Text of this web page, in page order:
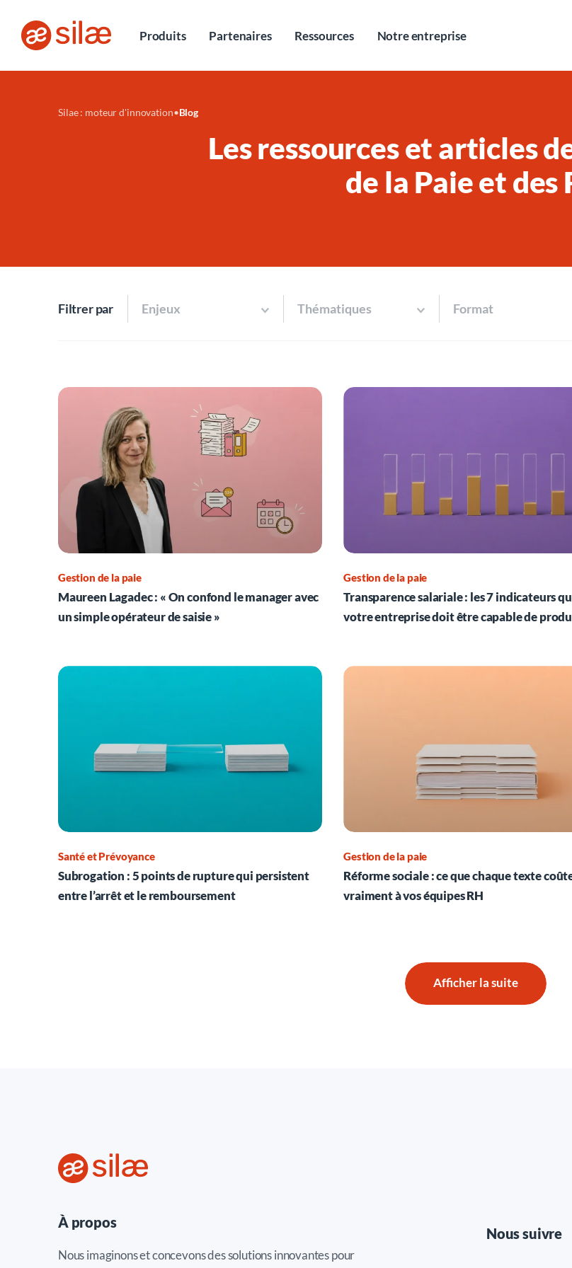
Produits Partenaires Ressources Notre entreprise
Silae : moteur d'innovation•Blog
Les ressources et articles
de la Paie et des
Filtrer par Enjeux Thématiques Format
Gestion de la paie
Maureen Lagadec : « On confond le manager avec
un simple opérateur de saisie »
Gestion de la paie
Transparence salariale : les 7 indicateurs
votre entreprise doit être capable de
Santé et Prévoyance
Subrogation : 5 points de rupture qui persistent
entre l’arrêt et le remboursement
Gestion de la paie
Réforme sociale : ce que chaque texte
vraiment à vos équipes RH
Afficher la suite
À propos
Nous imaginons et concevons des solutions innovantes pour
Nous suivre